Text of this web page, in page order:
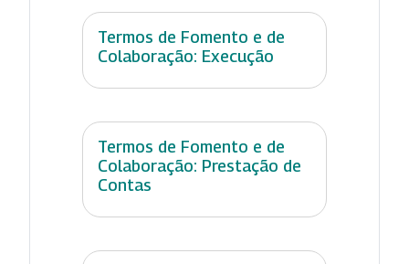
Termos de Fomento e de
Colaboração: Execução
Termos de Fomento e de
Colaboração: Prestação de
Contas